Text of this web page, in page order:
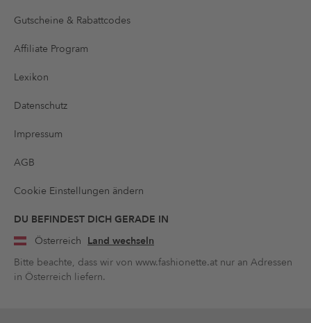
Gutscheine & Rabattcodes
Affiliate Program
Lexikon
Datenschutz
Impressum
AGB
Cookie Einstellungen ändern
DU BEFINDEST DICH GERADE IN
Österreich Land wechseln
Bitte beachte, dass wir von www.fashionette.at nur an Adressen
in Österreich liefern.